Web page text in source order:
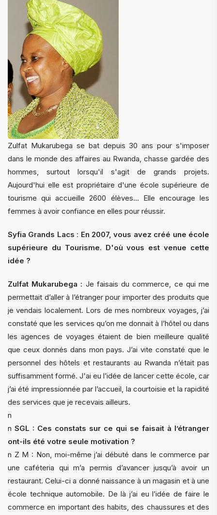
Zulfat Mukarubega se bat depuis 30 ans pour s'imposer
dans le monde des affaires au Rwanda, chasse gardée des
hommes, surtout lorsqu'il s'agit de grands projets.
Aujourd'hui elle est propriétaire d'une école supérieure de
tourisme qui accueille 2600 élèves… Elle encourage les
femmes à avoir confiance en elles pour réussir.
Syfia Grands Lacs : En 2007, vous avez créé une école
supérieure du Tourisme. D'où vous est venue cette
idée ?
Zulfat Mukarubega : Je faisais du commerce, ce qui me
permettait d’aller à l’étranger pour importer des produits que
je vendais localement. Lors de mes nombreux voyages, j’ai
constaté que les services qu’on me donnait à l’hôtel ou dans
les agences de voyages étaient de bien meilleure qualité
que ceux donnés dans mon pays. J’ai vite constaté que le
personnel des hôtels et restaurants au Rwanda n’était pas
suffisamment formé. J'ai eu l’idée de lancer cette école, car
j’ai été impressionnée par l’accueil, la courtoisie et la rapidité
des services que je recevais ailleurs.
n
n SGL : Ces constats sur ce qui se faisait à l’étranger
ont-ils été votre seule motivation ?
n Z M : Non, moi-même j’ai débuté dans le commerce par
une caféteria qui m’a permis d’avancer jusqu’à avoir un
restaurant. Celui-ci a donné naissance à un magasin et à une
école technique automobile. De là j’ai eu l’idée de faire le
commerce en important des habits, des chaussures et des